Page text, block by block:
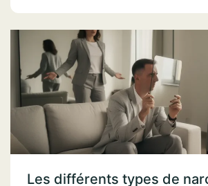
Les différents types de